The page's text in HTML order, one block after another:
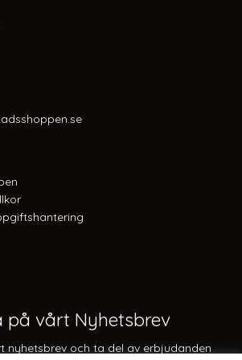
på vårt Nyhetsbrev
nyhetsbrev och ta del av erbjudanden